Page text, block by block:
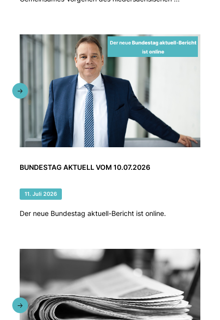
BUNDESTAG AKTUELL VOM 10.07.2026
11. Juli 2026
Der neue Bundestag aktuell-Bericht ist online.